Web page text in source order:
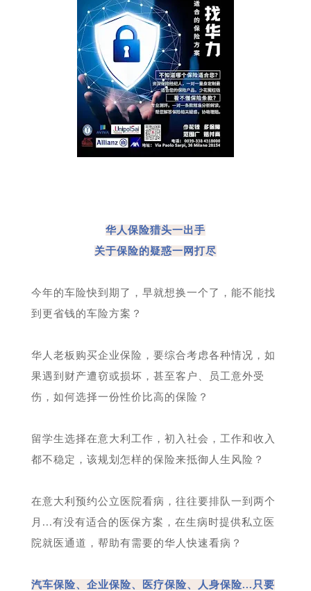
华人保险猎头一出手
关于保险的疑惑一网打尽
今年的车险快到期了，早就想换一个了，能不能找
到更省钱的车险方案？
华人老板购买企业保险，要综合考虑各种情况，如
果遇到财产遭窃或损坏，甚至客户、员工意外受
伤，如何选择一份性价比高的保险？
留学生选择在意大利工作，初入社会，工作和收入
都不稳定，该规划怎样的保险来抵御人生风险？
在意大利预约公立医院看病，往往要排队一到两个
月...有没有适合的医保方案，在生病时提供私立医
院就医通道，帮助有需要的华人快速看病？
汽车保险、企业保险、医疗保险、人身保险...只要